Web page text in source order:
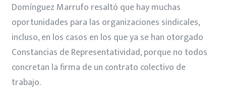
Domínguez Marrufo resaltó que hay muchas
oportunidades para las organizaciones sindicales,
incluso, en los casos en los que ya se han otorgado
Constancias de Representatividad, porque no todos
concretan la firma de un contrato colectivo de
trabajo.